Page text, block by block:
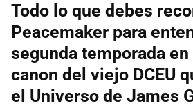
Todo lo que debes
Peacemaker para
segunda temporada en
canon del viejo DCEU
el Universo de James